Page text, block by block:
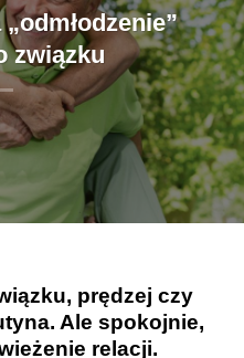
związku
prędzej czy
Ale spokojnie,
relacji.